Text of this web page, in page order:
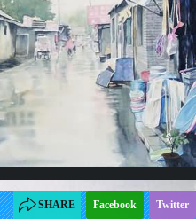
SHARE Facebook Twitter